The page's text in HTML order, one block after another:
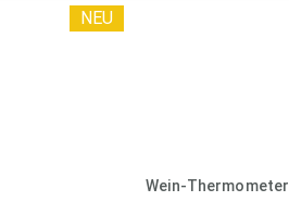
Wein-Thermometer
NEU